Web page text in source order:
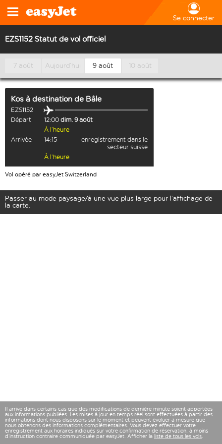
Se connecter
EZS1152 Statut de vol officiel
7 août Aujourd’hui 9 août 10 août
Kos à destination de Bâle
EZS1152
Départ
12:00 dim. 9 août
À l’heure
Arrivée
14:15
enregistrement dans le
secteur suisse
À l’heure
Vol opéré par easyJet Switzerland
Passer au mode paysage/à une vue plus large pour l’affichage de
la carte.
Il arrive dans certains cas que des modifications de dernière minute soient apportées
aux informations publiées. Les mises à jour en temps réel sont effectuées à partir des
informations dont nous disposons sur le moment et peuvent évoluer à mesure que
nous obtenons des informations complémentaires. Vous devez effectuer votre
enregistrement aux horaires indiqués sur votre confirmation de réservation, à moins
d’instruction contraire communiquée par easyJet. Afficher la liste de tous les vols.